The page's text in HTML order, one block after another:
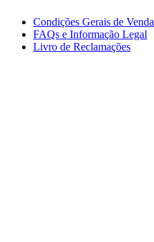
Condições Gerais de Venda
FAQs e Informação Legal
Livro de Reclamações